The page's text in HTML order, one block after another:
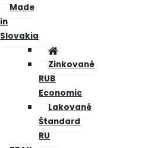
Made
in
Slovakia
Zinkované
RUB
Economic
Lakované
Štandard
RU